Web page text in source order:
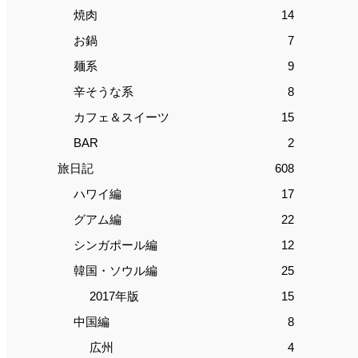
焼肉
14
お鍋
7
麺系
9
辛そうな系
8
カフェ＆スイーツ
15
BAR
2
旅日記
608
ハワイ編
17
グアム編
22
シンガポール編
12
韓国・ソウル編
25
2017年版
15
中国編
8
広州
4